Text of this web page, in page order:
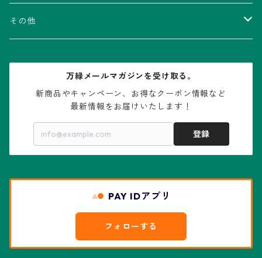
V-type兜
リザード・スキン兜
花園兜
ウィギンシア属
エキノケレウス属
エキノプシス属
アロエ属
コノフィツム属
センナ属
ムクロジ科：カエデ属
その他
水石・景石
万緑メールマガジンを受け取る。
新商品やキャンペーン、お得なクーポン情報など
最新情報をお届けいたします！
登録
PAY IDアプリ
フォローする